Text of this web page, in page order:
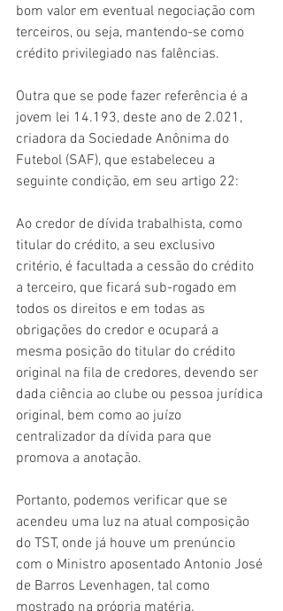
bom valor em eventual negociação com
terceiros, ou seja, mantendo-se como
crédito privilegiado nas falências.
Outra que se pode fazer referência é a
jovem lei 14.193, deste ano de 2.021,
criadora da Sociedade Anônima do
Futebol (SAF), que estabeleceu a
seguinte condição, em seu artigo 22:
Ao credor de dívida trabalhista, como
titular do crédito, a seu exclusivo
critério, é facultada a cessão do crédito
a terceiro, que ficará sub-rogado em
todos os direitos e em todas as
obrigações do credor e ocupará a
mesma posição do titular do crédito
original na fila de credores, devendo ser
dada ciência ao clube ou pessoa jurídica
original, bem como ao juízo
centralizador da dívida para que
promova a anotação.
Portanto, podemos verificar que se
acendeu uma luz na atual composição
do TST, onde já houve um prenúncio
com o Ministro aposentado Antonio José
de Barros Levenhagen, tal como
mostrado na própria matéria.